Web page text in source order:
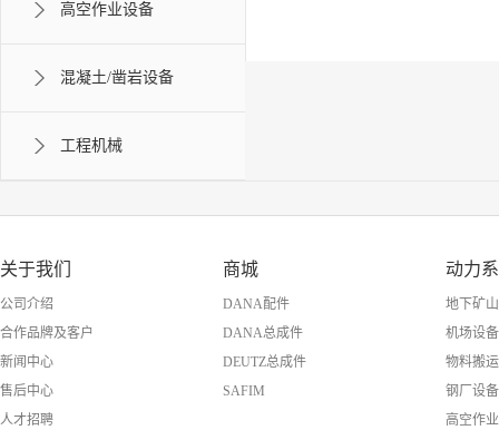
高空作业设备
混凝土/凿岩设备
工程机械
关于我们
公司介绍
合作品牌及客户
新闻中心
售后中心
人才招聘
商城
DANA配件
DANA总成件
DEUTZ总成件
SAFIM
动力
地下矿山
机场设备
物料搬运
钢厂设备
高空作